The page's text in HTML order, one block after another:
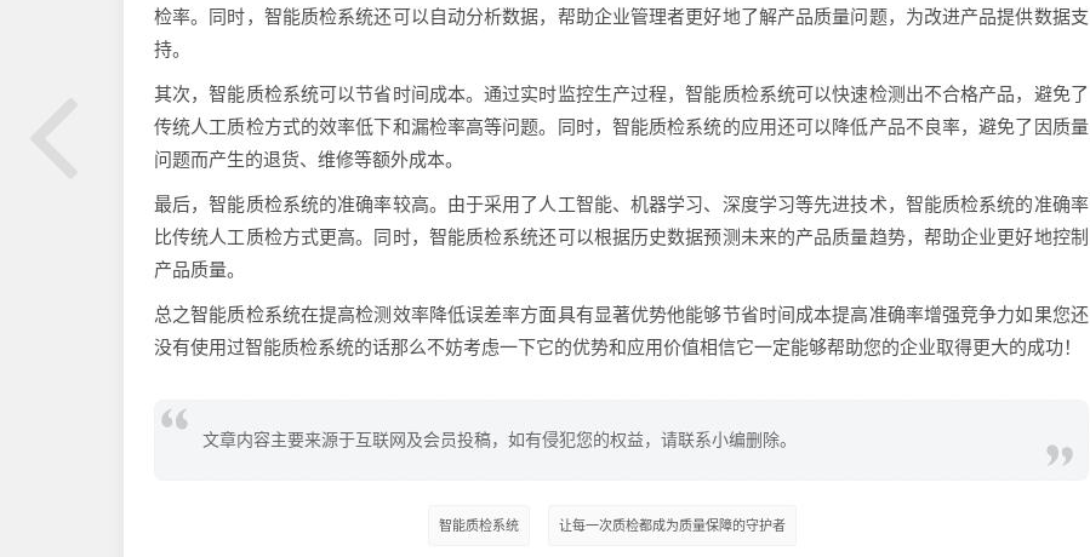
检率。同时，智能质检系统还可以自动分析数据，帮助企业管理者更好地了解产品质量问题，为改进产品提供数据支
持。
其次，智能质检系统可以节省时间成本。通过实时监控生产过程，智能质检系统可以快速检测出不合格产品，避免了
传统人工质检方式的效率低下和漏检率高等问题。同时，智能质检系统的应用还可以降低产品不良率，避免了因质量
问题而产生的退货、维修等额外成本。
最后，智能质检系统的准确率较高。由于采用了人工智能、机器学习、深度学习等先进技术，智能质检系统的准确率
比传统人工质检方式更高。同时，智能质检系统还可以根据历史数据预测未来的产品质量趋势，帮助企业更好地控制
产品质量。
总之智能质检系统在提高检测效率降低误差率方面具有显著优势他能够节省时间成本提高准确率增强竞争力如果您还
没有使用过智能质检系统的话那么不妨考虑一下它的优势和应用价值相信它一定能够帮助您的企业取得更大的成功！
文章内容主要来源于互联网及会员投稿，如有侵犯您的权益，请联系小编删除。
智能质检系统 让每一次质检都成为质量保障的守护者